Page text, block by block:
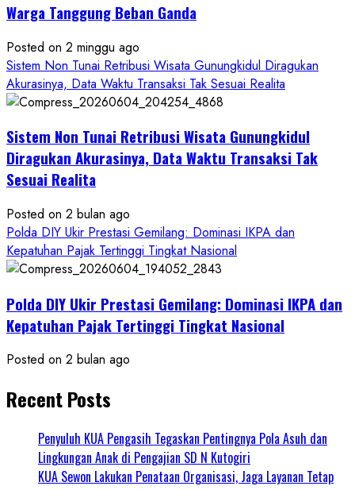
Warga Tanggung Beban Ganda
Posted on 2 minggu ago
Sistem Non Tunai Retribusi Wisata Gunungkidul Diragukan
Akurasinya, Data Waktu Transaksi Tak Sesuai Realita
Sistem Non Tunai Retribusi Wisata Gunungkidul
Diragukan Akurasinya, Data Waktu Transaksi Tak
Sesuai Realita
Posted on 2 bulan ago
Polda DIY Ukir Prestasi Gemilang: Dominasi IKPA dan
Kepatuhan Pajak Tertinggi Tingkat Nasional
Polda DIY Ukir Prestasi Gemilang: Dominasi IKPA dan
Kepatuhan Pajak Tertinggi Tingkat Nasional
Posted on 2 bulan ago
Recent Posts
Penyuluh KUA Pengasih Tegaskan Pentingnya Pola Asuh dan
Lingkungan Anak di Pengajian SD N Kutogiri
KUA Sewon Lakukan Penataan Organisasi, Jaga Layanan Tetap